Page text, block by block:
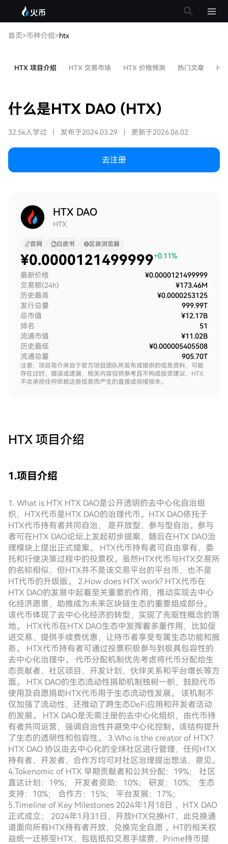
首页>币种介绍>htx
HTX 项目介绍 HTX 交易市场 HTX 价格预测 热门文章
什么是HTX DAO (HTX)
32.5k人学过 发布于2024.03.29 更新于2026.06.02
去注册
HTX DAO
HTX
官网 白皮书 区块浏览器
¥0.0000121499999+0.11%
最新价格
¥0.0000121499999
交易额(24h)
¥173.46M
历史最高
¥0.0000253125
发行总量
999.99T
总市值
¥12.17B
排名
51
流通市值
¥11.02B
历史最低
¥0.000005405508
流通总量
905.70T
注意：项目简介来自于官方项目团队所发布或提供的信息资料，可能
存在过时、错误或遗漏，相关内容仅供参考且不构成投资建议，HTX
不会承担任何依赖这些信息而产生的直接或间接损失。
HTX 项目介绍
1.项目介绍
1. What is HTX HTX DAO是公开透明的去中心化自治组
织，HTX代币是HTX DAO的治理代币。HTX DAO依托于
HTX代币持有者共同自治， 是开放型、参与型自治。参与
者可在HTX DAO论坛上发起初步提案，随后在HTX DAO治
理模块上提出正式提案。 HTX代币持有者可自由享有、委
托和行使决策过程中的投票权。虽然HTX代币与HTX交易所
的名称相似，但HTX并不是该交易平台的平台币，也不是
HT代币的升级版。 2.How does HTX work? HTX代币在
HTX DAO的发展中起着至关重要的作用，推动实现去中心
化经济愿景，助推成为未来区块链生态的重要组成部分。
该代币体现了去中心化经济的转型，实现了先驱性概念的落
地。 HTX代币在HTX DAO生态中发挥着多重作用，比如促
进交易、提供手续费优惠，让持币者享受专属生态功能和服
务。 HTX代币持有者可通过投票积极参与到极具包容性的
去中心化治理中。 代币分配机制优先考虑将代币分配给生
态贡献者、社区项目、开发计划、伙伴关系和平台增长等方
面。 HTX DAO的生态流动性捐助机制独树一帜，鼓励代币
使用及自愿捐助HTX代币用于生态流动性发展。 该机制不
仅加强了流动性，还推动了跨生态DeFi应用和开发者活动
的发展。 HTX DAO是无需注册的去中心化组织，由代币持
有者共同运营，强调自治性并避免中心化控制。该结构提升
了生态的透明性和包容性。 3.Who is the creator of HTX?
HTX DAO 协议由去中心化的全球社区进行管理，任何HTX
持有者、开发者、合作方均可对社区治理提出想法、意见。
4.Tokenomic of HTX 早期贡献者和公共分配：19%； 社区
直达计划：19%； 开发者资助：10%； 研发：10%； 生态
支持：10%； 合作方：15%； 平台发展：17%；
5.Timeline of Key Milestones 2024年1月18日 ，HTX DAO
正式成立； 2024年1月31日，开放HTX兑换HT，此兑换通
道面向所有HTX持有者开放，兑换完全自愿 。HT的相关权
益统一迁移至HTX，包括抵扣交易手续费、Prime持币提